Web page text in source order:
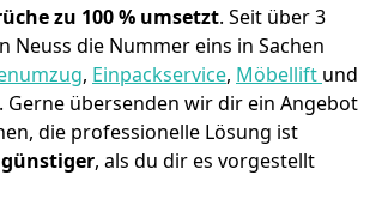
zu 100 % umsetzt. Seit über 3
Neuss die Nummer eins in Sachen
, Einpackservice, Möbellift und
. Gerne übersenden wir dir ein Angebot
die professionelle Lösung ist
, als du dir es vorgestellt